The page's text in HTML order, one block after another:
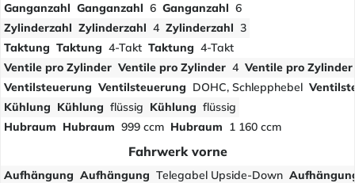
Ganganzahl Ganganzahl 6 Ganganzahl 6
Zylinderzahl Zylinderzahl 4 Zylinderzahl 3
Taktung Taktung 4-Takt Taktung 4-Takt
Ventile pro Zylinder Ventile pro Zylinder 4 Ventile pro Zylinder
Ventilsteuerung Ventilsteuerung DOHC, Schlepphebel
Kühlung Kühlung flüssig Kühlung flüssig
Hubraum Hubraum 999 ccm Hubraum 1 160 ccm
Fahrwerk vorne
Aufhängung Aufhängung Telegabel Upside-Down